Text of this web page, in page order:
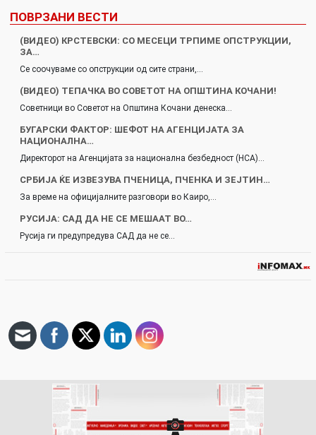
ПОВРЗАНИ ВЕСТИ
(ВИДЕО) КРСТЕВСКИ: СО МЕСЕЦИ ТРПИМЕ ОПСТРУКЦИИ,
ЗА…
Се соочуваме со опструкции од сите страни,…
(ВИДЕО) ТЕПАЧКА ВО СОВЕТОТ НА ОПШТИНА КОЧАНИ!
Советници во Советот на Општина Кочани денеска…
БУГАРСКИ ФАКТОР: ШЕФОТ НА АГЕНЦИЈАТА ЗА
НАЦИОНАЛНА…
Директорот на Агенцијата за национална безбедност (НСА)…
СРБИЈА ЌЕ ИЗВЕЗУВА ПЧЕНИЦА, ПЧЕНКА И ЗЕЈТИН…
За време на официјалните разговори во Каиро,…
РУСИЈА: САД ДА НЕ СЕ МЕШААТ ВО…
Русија ги предупредува САД да не се…